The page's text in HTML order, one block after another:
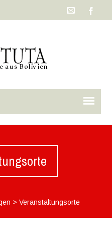
> Veranstaltungsorte